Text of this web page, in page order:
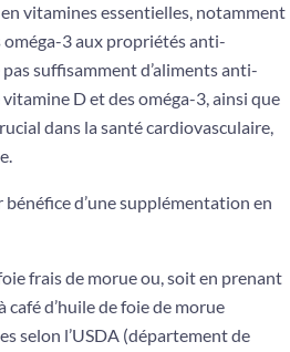
vitamines essentielles, notamment
oméga-3 aux propriétés anti-
suffisamment d’aliments anti-
D et des oméga-3, ainsi que
dans la santé cardiovasculaire,
d’une supplémentation en
frais de morue ou, soit en prenant
d’huile de foie de morue
selon l’USDA (département de